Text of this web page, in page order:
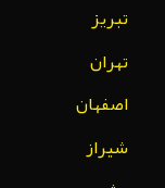
تبریز
تهران
اصفهان
شیراز